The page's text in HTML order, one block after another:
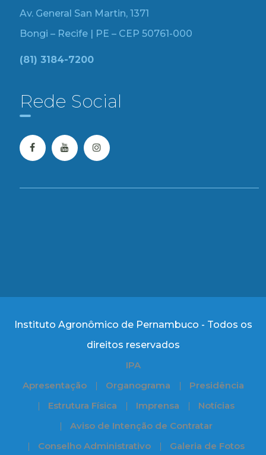
Av. General San Martin, 1371
Bongi – Recife | PE – CEP 50761-000
(81) 3184-7200
Rede Social
Instituto Agronômico de Pernambuco - Todos os
direitos reservados
IPA
Apresentação
Organograma
Presidência
Estrutura Física
Imprensa
Notícias
Aviso de Intenção de Contratar
Conselho Administrativo
Galeria de Fotos